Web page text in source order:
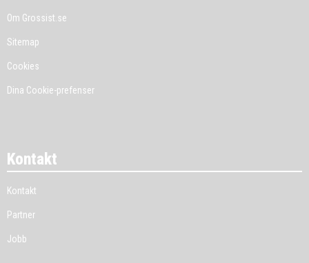
Om Grossist.se
Sitemap
Cookies
Dina Cookie-prefenser
Kontakt
Kontakt
Partner
Jobb